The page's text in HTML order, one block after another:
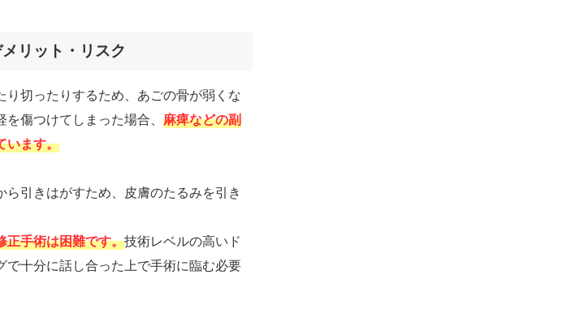
リット・リスク
切ったりするため、あごの骨が弱くな
傷つけてしまった場合、 麻痺などの副
います。
引きはがすため、皮膚のたるみを引き
正手術は困難です。技術レベルの高いド
十分に話し合った上で手術に臨む必要